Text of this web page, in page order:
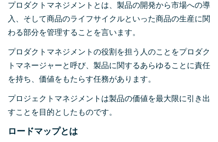
プロダクトマネジメントとは、製品の開発から市場への導
入、そして商品のライフサイクルといった商品の生産に関
わる部分を管理することを言います。
プロダクトマネジメントの役割を担う人のことをプロダク
トマネージャーと呼び、製品に関するあらゆることに責任
を持ち、価値をもたらす任務があります。
プロジェクトマネジメントは製品の価値を最大限に引き出
すことを目的としたものです。
ロードマップとは